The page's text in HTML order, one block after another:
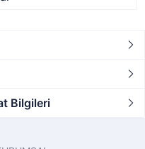
Bilgileri